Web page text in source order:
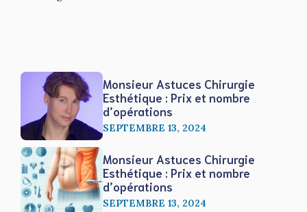
Monsieur Astuces Chirurgie
Esthétique : Prix et nombre
d’opérations
SEPTEMBRE 13, 2024
Monsieur Astuces Chirurgie
Esthétique : Prix et nombre
d’opérations
SEPTEMBRE 13, 2024